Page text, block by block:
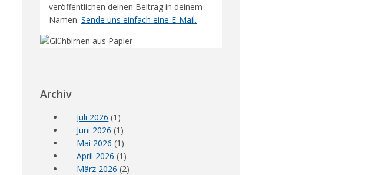
veröffentlichen deinen Beitrag in deinem
Namen. Sende uns einfach eine E-Mail.
Archiv
Juli 2026 (1)
Juni 2026 (1)
Mai 2026 (1)
April 2026 (1)
März 2026 (2)